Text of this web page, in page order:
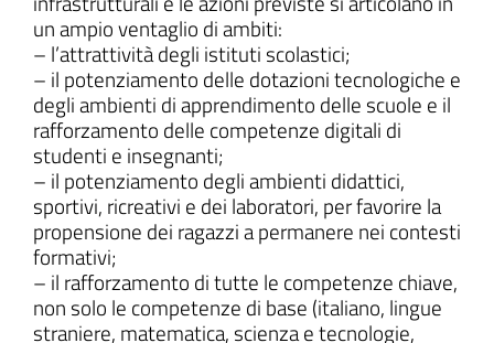
un ampio ventaglio di ambiti:
– l’attrattività degli istituti scolastici;
– il potenziamento delle dotazioni tecnologiche e
degli ambienti di apprendimento delle scuole e il
rafforzamento delle competenze digitali di
studenti e insegnanti;
– il potenziamento degli ambienti didattici,
sportivi, ricreativi e dei laboratori, per favorire la
propensione dei ragazzi a permanere nei contesti
formativi;
– il rafforzamento di tutte le competenze chiave,
non solo le competenze di base (italiano, lingue
straniere, matematica, scienza e tecnologie,